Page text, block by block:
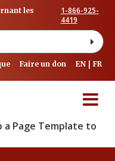
les
1-866-925-
4419
Faire un don EN FR
Page Template to